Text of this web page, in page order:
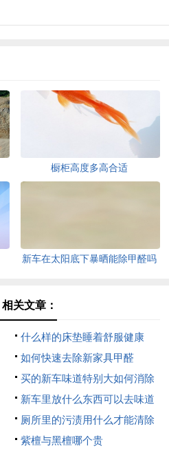
橱柜高度多高合适
新车在太阳底下暴晒能除甲醛吗
关文章：
什么样的床垫睡着舒服健康
如何快速去除新家具甲醛
买的新车味道特别大如何消除
新车里放什么东西可以去味道
厕所里的污渍用什么才能清除
紫檀与黑檀哪个贵